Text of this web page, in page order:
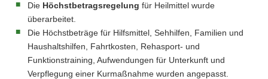
Die Höchstbetragsregelung für Heilmittel wurde
überarbeitet.
Die Höchstbeträge für Hilfsmittel, Sehhilfen, Familien und
Haushaltshilfen, Fahrtkosten, Rehasport- und
Funktionstraining, Aufwendungen für Unterkunft und
Verpflegung einer Kurmaßnahme wurden angepasst.